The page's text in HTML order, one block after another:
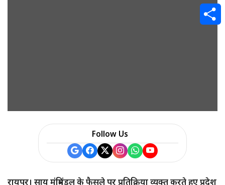
Follow Us
रायपुर। साय मंत्रिमंडल के फैसले पर प्रतिक्रिया व्यक्त करते हुए प्रदेश